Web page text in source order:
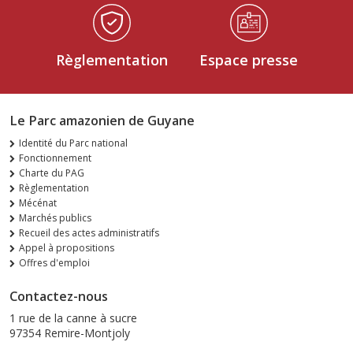
Règlementation Espace presse
Le Parc amazonien de Guyane
Identité du Parc national
Fonctionnement
Charte du PAG
Règlementation
Mécénat
Marchés publics
Recueil des actes administratifs
Appel à propositions
Offres d'emploi
Contactez-nous
1 rue de la canne à sucre
97354 Remire-Montjoly